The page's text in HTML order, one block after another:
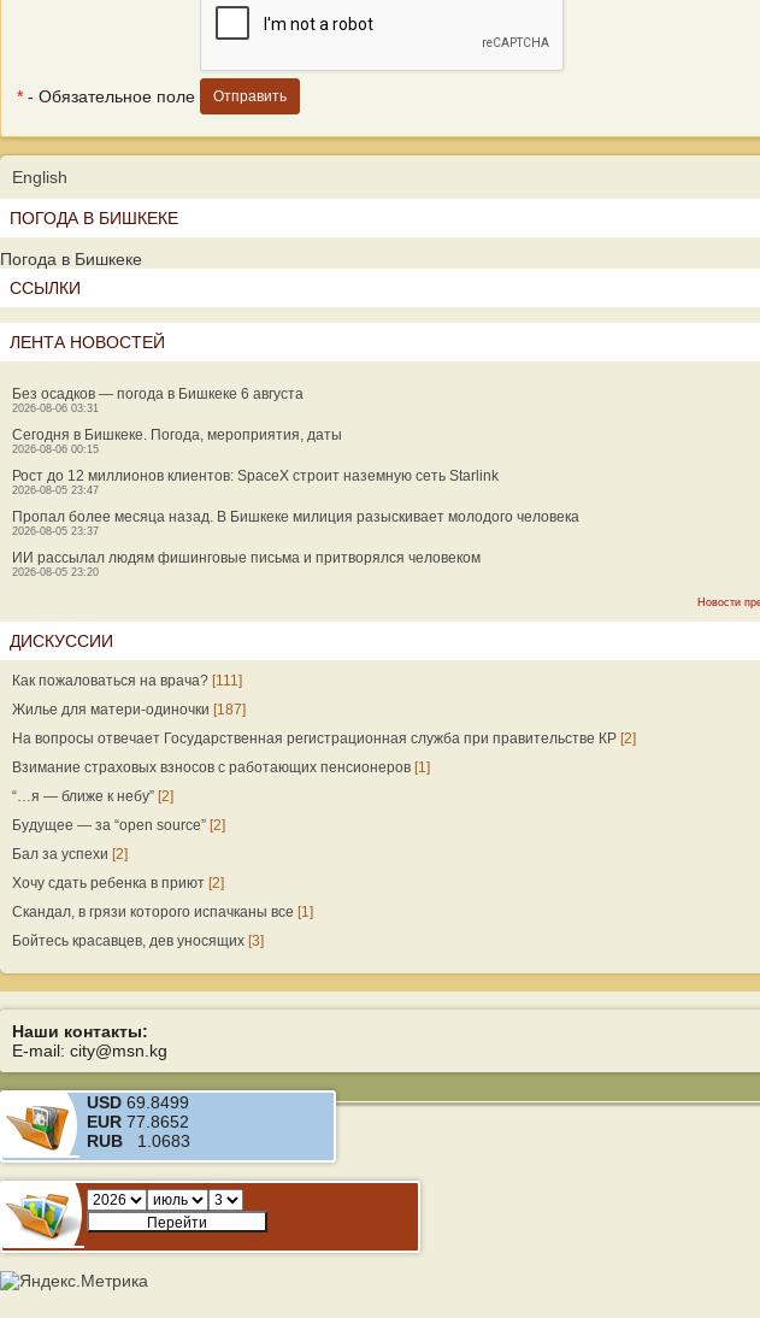
* - Обязательное поле
English
ПОГОДА В БИШКЕКЕ
Погода в Бишкеке
ССЫЛКИ
ЛЕНТА НОВОСТЕЙ
Без осадков — погода в Бишкеке 6 августа
2026-08-06 03:31
Сегодня в Бишкеке. Погода, мероприятия, даты
2026-08-06 00:15
Рост до 12 миллионов клиентов: SpaceX строит наземную сеть Starlink
2026-08-05 23:47
Пропал более месяца назад. В Бишкеке милиция разыскивает молодого человека
2026-08-05 23:37
ИИ рассылал людям фишинговые письма и притворялся человеком
2026-08-05 23:20
Новости
ДИСКУССИИ
Как пожаловаться на врача? [111]
Жилье для матери-одиночки [187]
На вопросы отвечает Государственная регистрационная служба при правительстве КР [2]
Взимание страховых взносов с работающих пенсионеров [1]
“…я — ближе к небу” [2]
Будущее — за “open source” [2]
Бал за успехи [2]
Хочу сдать ребенка в приют [2]
Скандал, в грязи которого испачканы все [1]
Бойтесь красавцев, дев уносящих [3]
Наши контакты:
E-mail: city@msn.kg
USD 69.8499
EUR 77.8652
RUB 1.0683